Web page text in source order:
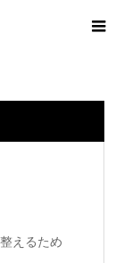
えるため